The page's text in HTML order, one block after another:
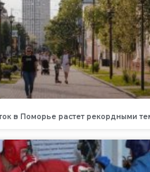
в Поморье растет рекордными